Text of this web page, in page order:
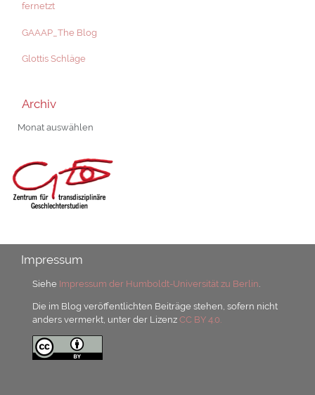
fernetzt
GAAAP_The Blog
Glottis Schläge
Archiv
Archiv
Impressum
Siehe Impressum der Humboldt-Universität zu Berlin
Die im Blog veröffentlichten Beiträge stehen, sofern nicht
anders vermerkt, unter der LizenzCC BY 4.0.